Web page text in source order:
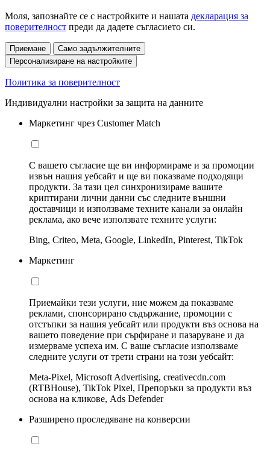
Моля, запознайте се с настройките и нашата декларация за
поверителност преди да дадете съгласието си.
Приемане
Само задължителните
Персонализиране на настройките
Политика за поверителност
Индивидуални настройки за защита на данните
Маркетинг чрез Customer Match
С вашето съгласие ще ви информираме и за промоции
извън нашия уебсайт и ще ви показваме подходящи
продукти. За тази цел синхронизираме вашите
криптирани лични данни със следните външни
доставчици и използваме техните канали за онлайн
реклама, ако вече използвате техните услуги:
Bing, Criteo, Meta, Google, LinkedIn, Pinterest, TikTok
Маркетинг
Приемайки тези услуги, ние можем да показваме
реклами, спонсорирано съдържание, промоции с
отстъпки за нашия уебсайт или продукти въз основа на
вашето поведение при сърфиране и пазаруване и да
измерваме успеха им. С ваше съгласие използваме
следните услуги от трети страни на този уебсайт:
Meta-Pixel, Microsoft Advertising, creativecdn.com
(RTBHouse), TikTok Pixel, Препоръки за продукти въз
основа на кликове, Ads Defender
Разширено проследяване на конверсии